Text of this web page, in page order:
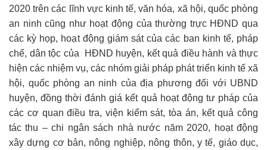
2020 trên các lĩnh vực kinh tế, văn hóa, xã hội, quốc phòng
an ninh cũng như hoạt động của thường trực HĐND qua
các kỳ họp, hoạt động giám sát của các ban kinh tế, pháp
chế, dân tộc của HĐND huyện, kết quả điều hành và thực
hiện các nhiệm vụ, các nhóm giải pháp phát triển kinh tế xã
hội, quốc phòng an ninh của địa phương đối với UBND
huyện, đồng thời đánh giá kết quả hoạt động tư pháp của
các cơ quan điều tra, viện kiểm sát, tòa án, kết quả công
tác thu – chi ngân sách nhà nước năm 2020, hoạt động
xây dựng cơ bản, nông nghiệp, nông thôn, y tế, giáo dục,